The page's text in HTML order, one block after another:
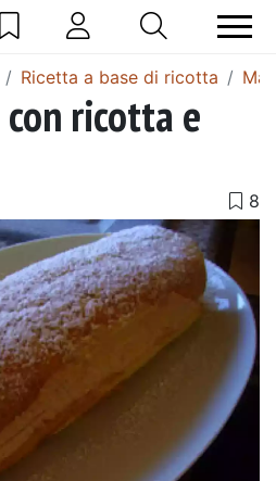
Ricetta a base di ricotta
ricotta e